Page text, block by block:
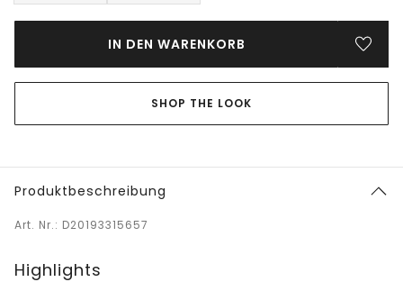
IN DEN WARENKORB
SHOP THE LOOK
Produktbeschreibung
Art. Nr.: D20193315657
Highlights